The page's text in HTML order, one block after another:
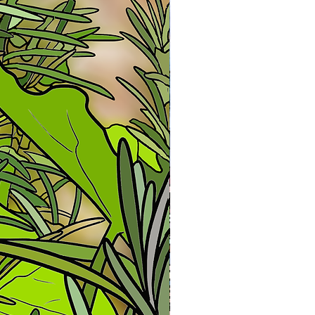
le foto della stampa
se ricevere un’altra
oppure ottenere il rimborso.